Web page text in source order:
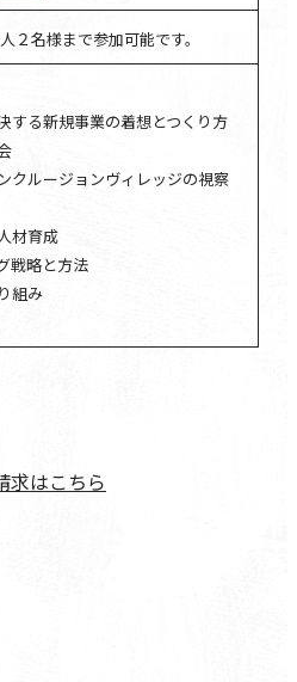
２名様まで参加可能です。
する新規事業の着想とつくり方
クルージョンヴィレッジの視察
材育成
戦略と方法
組み
求はこちら